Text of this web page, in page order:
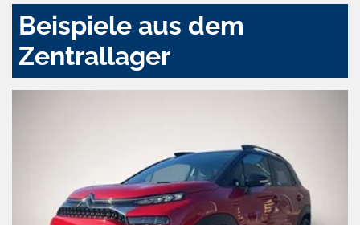
Beispiele aus dem
Zentrallager